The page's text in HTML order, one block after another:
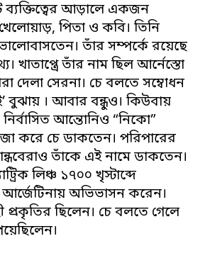
ব্যক্তিত্বের আড়ালে একজন
পিতা ও কবি। তিনি
তাঁর সম্পর্কে রয়েছে
খাতাপ্ত্রে তাঁর নাম ছিল আর্নেস্তো
দেলা সেরনা। চে বলতে সম্বোধন
বুঝায় । আবার বন্ধুও। কিউবায়
আন্তোনিও “নিকো”
করে চে ডাকতেন। পরিপারের
তাঁকে এই নামে ডাকতেন।
লিঞ্চ ১৭০০ খৃস্টাব্দে
আর্জেটিনায় অভিভাসন করেন।
প্রকৃতির ছিলেন। চে বলতে গেলে